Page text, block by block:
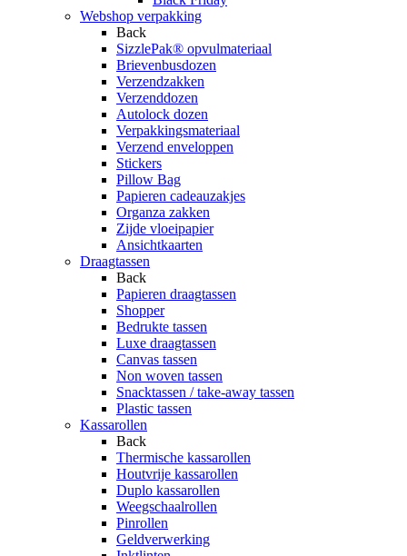
Webshop verpakking
Back
SizzlePak® opvulmateriaal
Brievenbusdozen
Verzendzakken
Verzenddozen
Autolock dozen
Verpakkingsmateriaal
Verzend enveloppen
Stickers
Pillow Bag
Papieren cadeauzakjes
Organza zakken
Zijde vloeipapier
Ansichtkaarten
Draagtassen
Back
Papieren draagtassen
Shopper
Bedrukte tassen
Luxe draagtassen
Canvas tassen
Non woven tassen
Snacktassen / take-away tassen
Plastic tassen
Kassarollen
Back
Thermische kassarollen
Houtvrije kassarollen
Duplo kassarollen
Weegschaalrollen
Pinrollen
Geldverwerking